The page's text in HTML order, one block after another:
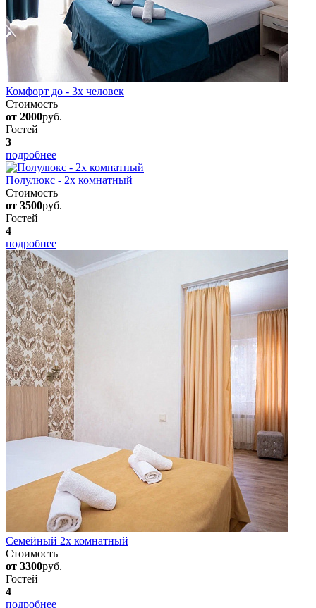
Комфорт до - 3х человек
Стоимость
от 2000руб.
Гостей
3
подробнее
Полулюкс - 2х комнатный
Стоимость
от 3500руб.
Гостей
4
подробнее
Семейный 2х комнатный
Стоимость
от 3300руб.
Гостей
4
подробнее